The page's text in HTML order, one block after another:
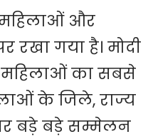
और
रखा गया है। मोदी
महिलाओं का सबसे
के जिले, राज्य
बड़े बड़े सम्मेलन